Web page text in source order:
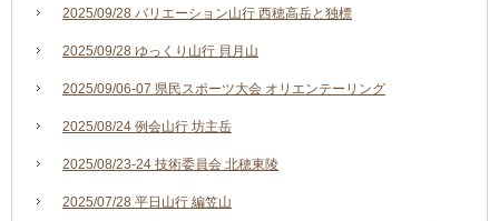
2025/09/28 バリエーション山行 西穂高岳と独標
2025/09/28 ゆっくり山行 貝月山
2025/09/06-07 県民スポーツ大会 オリエンテーリング
2025/08/24 例会山行 坊主岳
2025/08/23-24 技術委員会 北穂東陵
2025/07/28 平日山行 編笠山